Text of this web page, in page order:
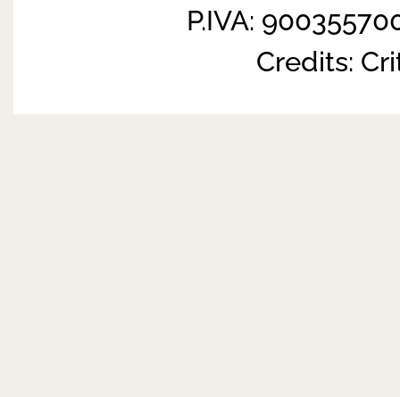
P.IVA:
Credits: